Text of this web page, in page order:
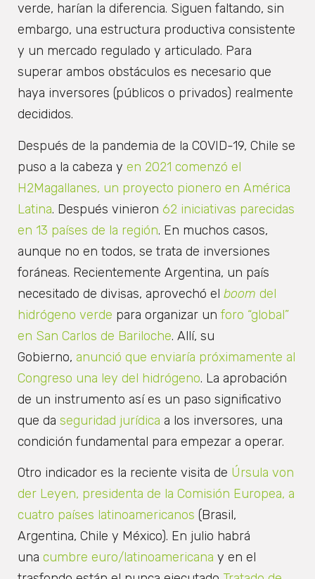
verde, harían la diferencia. Siguen faltando, sin
embargo, una estructura productiva consistente
y un mercado regulado y articulado. Para
superar ambos obstáculos es necesario que
haya inversores (públicos o privados) realmente
decididos.
Después de la pandemia de la COVID-19, Chile se
puso a la cabeza y en 2021 comenzó el
H2Magallanes, un proyecto pionero en América
Latina. Después vinieron 62 iniciativas parecidas
en 13 países de la región. En muchos casos,
aunque no en todos, se trata de inversiones
foráneas. Recientemente Argentina, un país
necesitado de divisas, aprovechó el boom del
hidrógeno verde para organizar un foro “global”
en San Carlos de Bariloche. Allí, su
Gobierno, anunció que enviaría próximamente al
Congreso una ley del hidrógeno. La aprobación
de un instrumento así es un paso significativo
que da seguridad jurídica a los inversores, una
condición fundamental para empezar a operar.
Otro indicador es la reciente visita de Úrsula von
der Leyen, presidenta de la Comisión Europea, a
cuatro países latinoamericanos (Brasil,
Argentina, Chile y México). En julio habrá
una cumbre euro/latinoamericana y en el